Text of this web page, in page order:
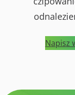
Napisz